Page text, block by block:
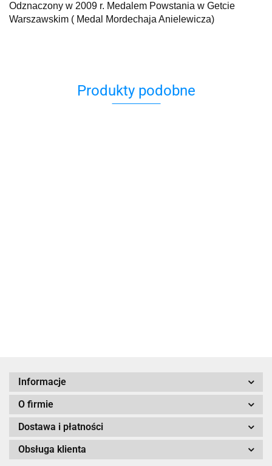
Odznaczony w 2009 r. Medalem Powstania w Getcie
Warszawskim ( Medal Mordechaja Anielewicza)
Produkty podobne
Informacje
O firmie
Dostawa i płatności
Obsługa klienta